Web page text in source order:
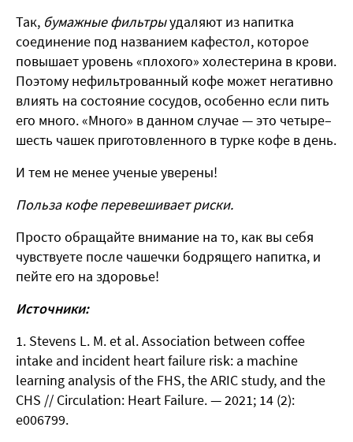
Так, бумажные фильтрыудаляют из напитка
соединение под названием кафестол, которое
повышает уровень «плохого» холестерина в крови.
Поэтому нефильтрованный кофе может негативно
влиять на состояние сосудов, особенно если пить
его много. «Много» в данном случае — это четыре–
шесть чашек приготовленного в турке кофе в день.
И тем не менее ученые уверены!
Польза кофе перевешивает риски.
Просто обращайте внимание на то, как вы себя
чувствуете после чашечки бодрящего напитка, и
пейте его на здоровье!
Источники:
Stevens L. M. et al. Association between coffee
intake and incident heart failure risk: a machine
learning analysis of the FHS, the ARIC study, and the
CHS // Circulation: Heart Failure. — 2021; 14 (2):
e006799.